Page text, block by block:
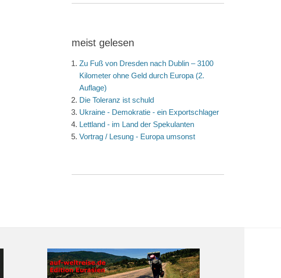
meist gelesen
Zu Fuß von Dresden nach Dublin – 3100
Kilometer ohne Geld durch Europa (2.
Auflage)
Die Toleranz ist schuld
Ukraine - Demokratie - ein Exportschlager
Lettland - im Land der Spekulanten
Vortrag / Lesung - Europa umsonst